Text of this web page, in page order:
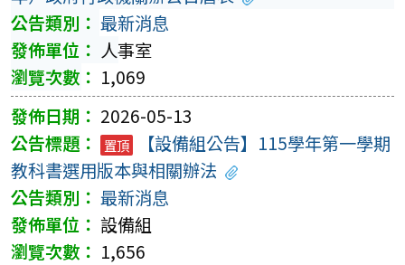
最新消息
人事室
1,069
2026-05-13
置頂
【設備組公告】115學年第一學期
教科書選用版本與相關辦法
最新消息
設備組
1,656